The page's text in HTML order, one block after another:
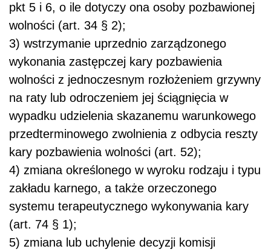
pkt 5 i 6, o ile dotyczy ona osoby pozbawionej
wolności (art. 34 § 2);
3) wstrzymanie uprzednio zarządzonego
wykonania zastępczej kary pozbawienia
wolności z jednoczesnym rozłożeniem grzywny
na raty lub odroczeniem jej ściągnięcia w
wypadku udzielenia skazanemu warunkowego
przedterminowego zwolnienia z odbycia reszty
kary pozbawienia wolności (art. 52);
4) zmiana określonego w wyroku rodzaju i typu
zakładu karnego, a także orzeczonego
systemu terapeutycznego wykonywania kary
(art. 74 § 1);
5) zmiana lub uchylenie decyzji komisji